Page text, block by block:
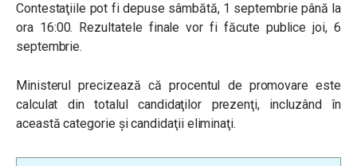
Contestaţiile pot fi depuse sâmbătă, 1 septembrie până la
ora 16:00. Rezultatele finale vor fi făcute publice joi, 6
septembrie.
Ministerul precizează că procentul de promovare este
calculat din totalul candidaţilor prezenţi, incluzând în
această categorie şi candidaţii eliminaţi.